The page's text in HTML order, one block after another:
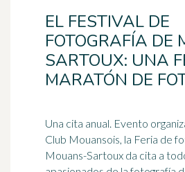
EL FESTIVAL DE
FOTOGRAFÍA DE
SARTOUX: UNA
MARATÓN DE
Una cita anual. Evento
Club Mouansois, la Feria de
Mouans-Sartoux da cita a